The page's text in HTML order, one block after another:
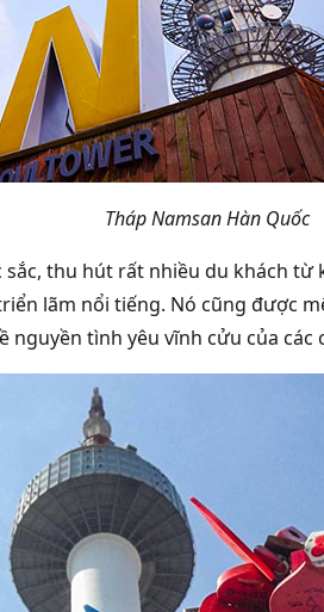
Tháp Namsan Hàn Quốc
thu hút rất nhiều du khách
lãm nổi tiếng. Nó cũng được
nguyền tình yêu vĩnh cửu của các